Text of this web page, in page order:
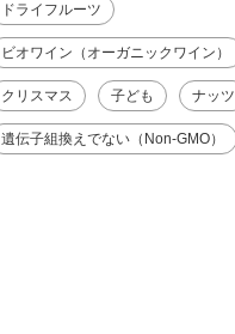
ドライフルーツ
ビオワイン（オーガニックワイン）
クリスマス 子ども ナッツ
遺伝子組換えでない（Non-GMO）